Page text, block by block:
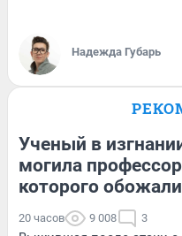
Надежда Губарь
Ученый в
могила
которого
20 часов 9 008 3